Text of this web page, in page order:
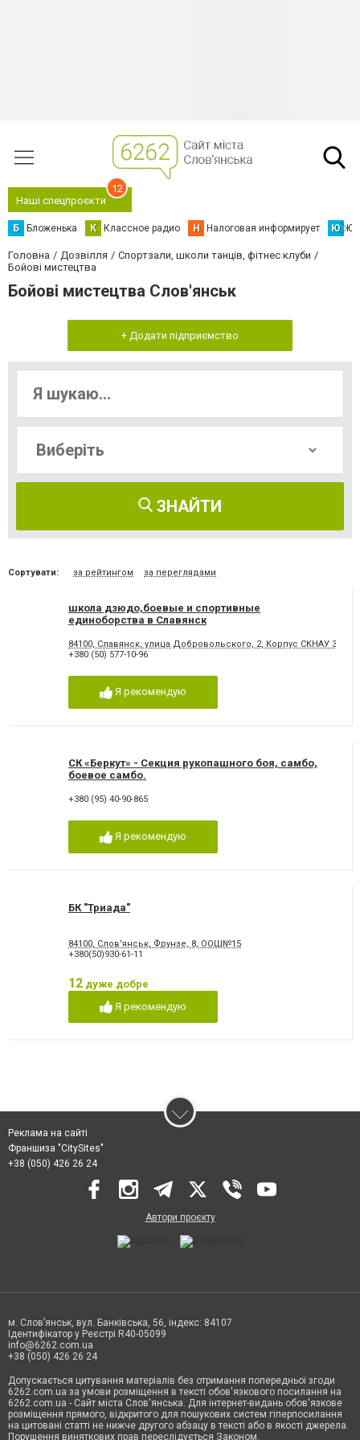
Наші спецпроєкти
12
Б Бложенька К Классное радио Н Налоговая информирует Ю
Головна Дозвілля
Спортзали, школи танців, фітнес клуби
Бойові мистецтва
Бойові мистецтва Слов'янськ
+ Додати підприємство
ЗНАЙТИ
Сортувати: за рейтингом за переглядами
школа дзюдо,боевые и спортивные
единоборства в Славянск
84100, Славянск, улица Добровольского, 2, Корпус СКНАУ 3 этаж
+380 (50) 577-10-96
Я рекомендую
СК «Беркут» - Секция рукопашного боя, самбо,
боевое самбо.
+380 (95) 40-90-865
Я рекомендую
БК "Триада"
84100, Слов'янськ, Фрунзе, 8, ООШ№15
+380(50)930-61-11
12 дуже добре
Я рекомендую
Реклама на сайті
Франшиза "CitySites"
+38 (050) 426 26 24
Автори проєкту
м. Слов’янськ, вул. Банківська, 56, індекс: 84107
Ідентифікатор у Реєстрі R40-05099
info@6262.com.ua
+38 (050) 426 26 24
Допускається цитування матеріалів без отримання попередньої згоди
6262.com.ua за умови розміщення в тексті обов'язкового посилання на
6262.com.ua - Сайт міста Слов'янська. Для інтернет-видань обов'язкове
розміщення прямого, відкритого для пошукових систем гіперпосилання
на цитовані статті не нижче другого абзацу в тексті або в якості джерела.
Порушення виняткових прав переслідується Законом.